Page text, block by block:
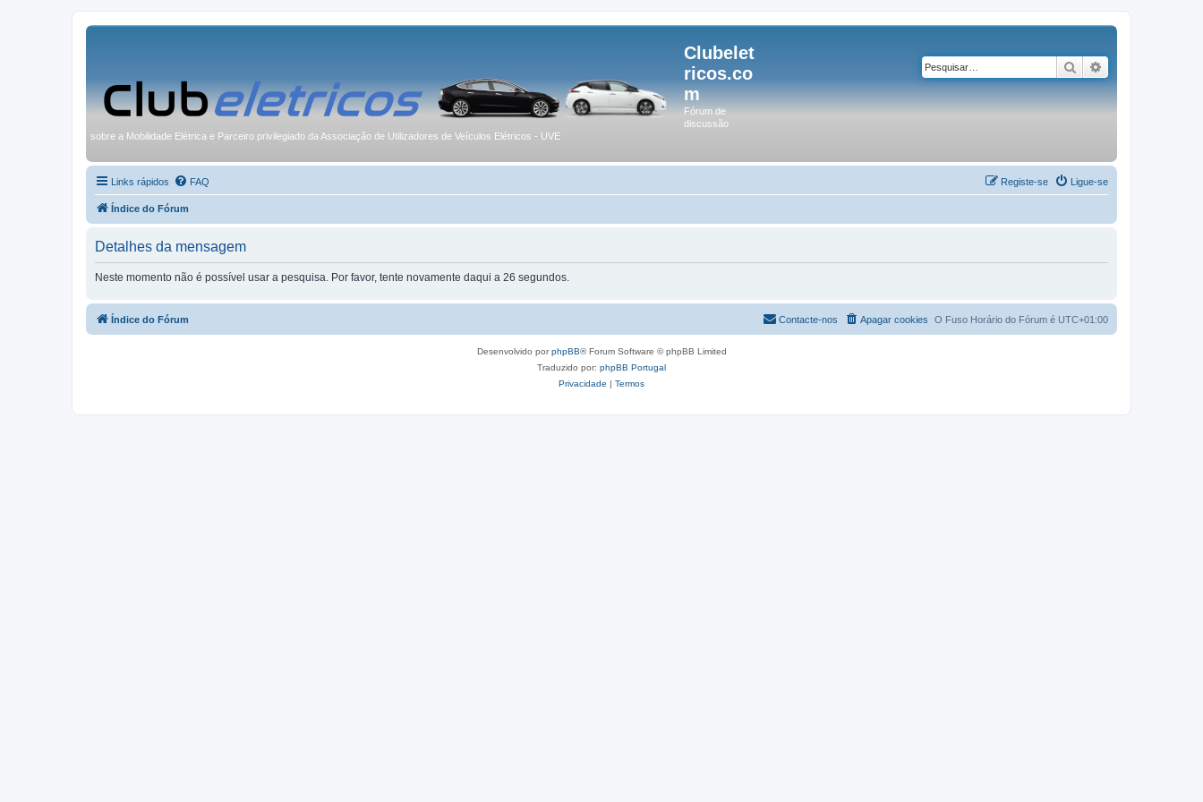
Clubelet
ricos.co
m
Fórum de
discussão
sobre a Mobilidade Elétrica e Parceiro privilegiado da Associação de Utilizadores de Veículos Elétricos - UVE
Pesquisar
Links rápidos FAQ Ligue-se
Registe-se
Índice do Fórum
Detalhes da mensagem
Neste momento não é possível usar a pesquisa. Por favor, tente novamente daqui a 26 segundos.
Índice do Fórum O Fuso Horário do Fórum é UTC+01:00
Apagar cookies
Contacte-nos
Desenvolvido porphpBB® Forum Software © phpBB Limited
Traduzido por: phpBB Portugal
Privacidade | Termos